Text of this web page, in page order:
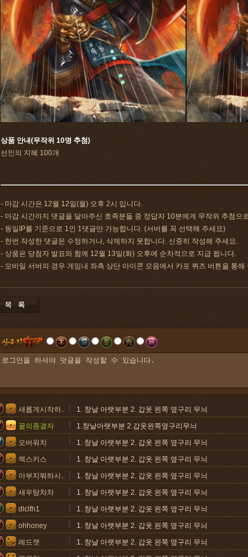
상품 안내(무작위 10명 추첨)
선인의 지혜 100개
- 마감 시간은 12월 12일(월) 오후 2시 입니다.
- 마감 시간까지 댓글을 달아주신 호족분들 중 정답자 10분에게 무작위 추첨으
- 동일IP를 기준으로 1인 1댓글만 가능합니다. (서버를 꼭 선택해 주세요)
- 한번 작성한 댓글은 수정하거나, 삭제하지 못합니다. 신중히 작성해 주세요.
- 상품은 당첨자 발표와 함께 12월 13일(화) 오후에 순차적으로 지급 됩니다.
- 모바일 서버의 경우 게임내 좌측 상단 아이콘 모음에서 카포 퀴즈 버튼을 통
새롭게시작하..
1. 창날 아랫부분 2. 갑옷 왼쪽 옆구리 무늬
꿀의종결자
1.창날아랫부분 2.갑옷왼쪽옆구리무늬
오버워치
1. 창날 아랫부분 2. 갑옷 왼쪽 옆구리 무늬
젝스키스
1. 창날 아랫부분 2. 갑옷 왼쪽 옆구리 무늬
아부지뭐하시..
1. 창날 아랫부분 2. 갑옷 왼쪽 옆구리 무늬
새우탕차차
1. 창날 아랫부분 2. 갑옷 왼쪽 옆구리 무늬
dlclfh1
1. 창날 아랫부분 2. 갑옷 왼쪽 옆구리 무늬
ohhoney
1. 창날 아랫부분 2. 갑옷 왼쪽 옆구리 무늬
레드캣
1. 창날 아랫부분 2. 갑옷 왼쪽 옆구리 무늬